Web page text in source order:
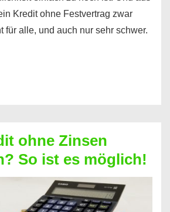
Kredit ohne Festvertrag zwar
für alle, und auch nur sehr schwer.
ohne Zinsen
So ist es möglich!